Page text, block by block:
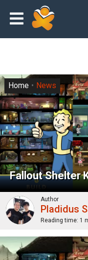
Fallout Shelter
Home News
Author
Pladidus
Reading time: 1